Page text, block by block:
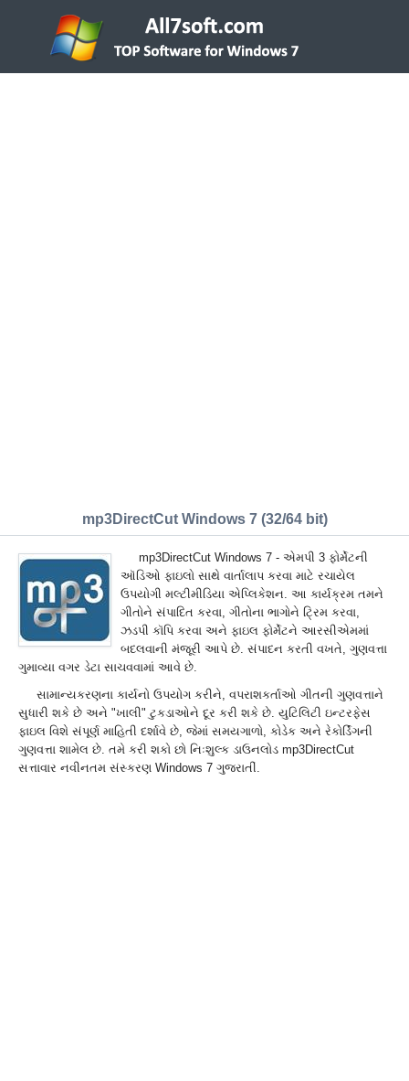
mp3DirectCut Windows 7 (32/64 bit)
mp3DirectCut Windows 7 - એમપી 3 ફોર્મેટની
ઑડિઓ ફાઇલો સાથે વાર્તાલાપ કરવા માટે રચાયેલ
ઉપયોગી મલ્ટીમીડિયા એપ્લિકેશન. આ કાર્યક્રમ તમને
ગીતોને સંપાદિત કરવા, ગીતોના ભાગોને ટ્રિમ કરવા,
ઝડપી કૉપિ કરવા અને ફાઇલ ફોર્મેટને આરસીએમમાં
બદલવાની મંજૂરી આપે છે. સંપાદન કરતી વખતે, ગુણવત્તા
ગુમાવ્યા વગર ડેટા સાચવવામાં આવે છે.
સામાન્યકરણના કાર્યનો ઉપયોગ કરીને, વપરાશકર્તાઓ ગીતની ગુણવત્તાને
સુધારી શકે છે અને "ખાલી" ટુકડાઓને દૂર કરી શકે છે. યુટિલિટી ઇન્ટરફેસ
ફાઇલ વિશે સંપૂર્ણ માહિતી દર્શાવે છે, જેમાં સમયગાળો, કોડેક અને રેકોર્ડિંગની
ગુણવત્તા શામેલ છે. તમે કરી શકો છો નિઃશુલ્ક ડાઉનલોડ mp3DirectCut
સત્તાવાર નવીનતમ સંસ્કરણ Windows 7 ગુજરાતીં.